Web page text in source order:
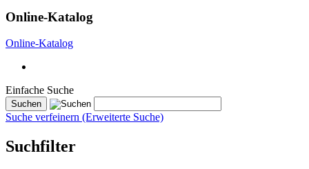
Online-Katalog
Online-Katalog
Einfache Suche
Suche verfeinern (Erweiterte Suche)
Suchfilter